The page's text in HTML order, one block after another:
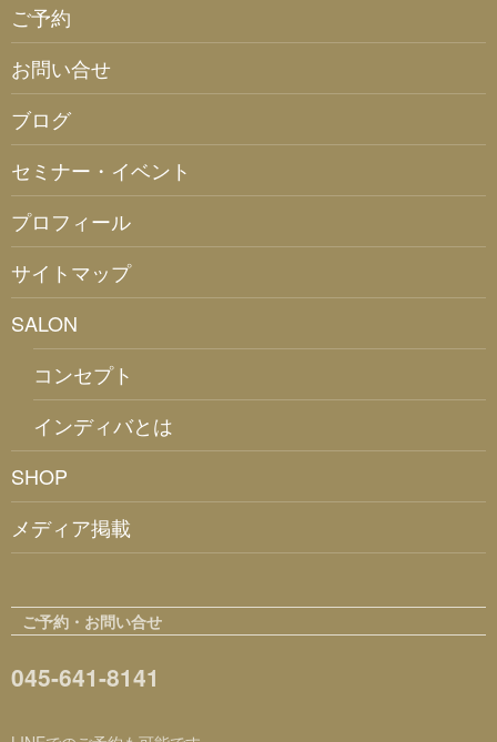
ご予約
お問い合せ
ブログ
セミナー・イベント
プロフィール
サイトマップ
SALON
コンセプト
インディバとは
SHOP
メディア掲載
ご予約・お問い合せ
045-641-8141